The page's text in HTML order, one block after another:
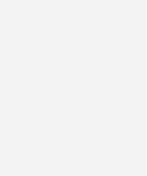
ist im vergangenen
Dies liegt unter
und einer